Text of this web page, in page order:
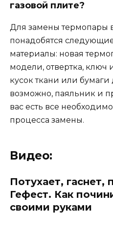
газовой плите?
Для замены термопары
понадобятся
материалы: новая
модели, отвертка, ключ
кусок ткани или
возможно, паяльник и
вас есть все
процесса замены.
Видео:
Потухает, гаснет,
Гефест. Как
своими руками